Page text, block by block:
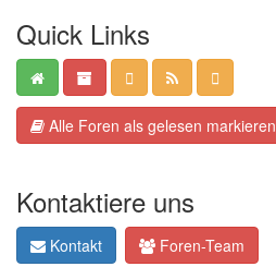
Quick Links
Alle Foren als gelesen markieren
Kontaktiere uns
Kontakt Foren-Team